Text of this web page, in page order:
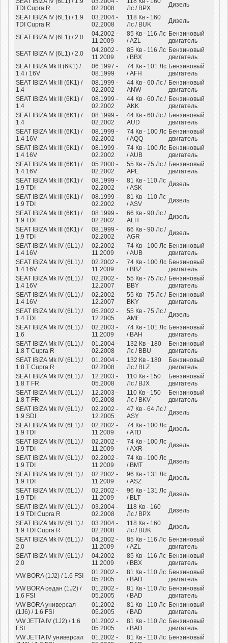
TDI Cupra R
02.2008
Лс / BPX
Дизель
SEAT IBIZA IV (6L1) / 1.9
TDI Cupra R
03.2004 -
02.2008
118 Кв - 160
Лс / BUK Дизель
SEAT IBIZA IV (6L1) / 2.0
04.2002 -
11.2009
85 Кв - 116 Лс
/ AZL
Бензиновый
двигатель
SEAT IBIZA IV (6L1) / 2.0
04.2002 -
11.2009
85 Кв - 116 Лс
/ BBX
Бензиновый
двигатель
SEAT IBIZA Mk II (6K1) /
1.4 i 16V
06.1997 -
08.1999
74 Кв - 101 Лс
/ AFH
Бензиновый
двигатель
SEAT IBIZA Mk III (6K1) /
1.4
08.1999 -
02.2002
44 Кв - 60 Лс /
ANW
Бензиновый
двигатель
SEAT IBIZA Mk III (6K1) /
1.4
08.1999 -
02.2002
44 Кв - 60 Лс /
AKK
Бензиновый
двигатель
SEAT IBIZA Mk III (6K1) /
1.4
08.1999 -
02.2002
44 Кв - 60 Лс /
AUD
Бензиновый
двигатель
SEAT IBIZA Mk III (6K1) /
1.4 16V
08.1999 -
02.2002
74 Кв - 100 Лс
/ AQQ
Бензиновый
двигатель
SEAT IBIZA Mk III (6K1) /
1.4 16V
08.1999 -
02.2002
74 Кв - 100 Лс
/ AUB
Бензиновый
двигатель
SEAT IBIZA Mk III (6K1) /
1.4 16V
05.2000 -
02.2002
55 Кв - 75 Лс /
APE
Бензиновый
двигатель
SEAT IBIZA Mk III (6K1) /
1.9 TDI
08.1999 -
02.2002
81 Кв - 110 Лс
/ ASK
Дизель
SEAT IBIZA Mk III (6K1) /
1.9 TDI
08.1999 -
02.2002
81 Кв - 110 Лс
/ ASV
Дизель
SEAT IBIZA Mk III (6K1) /
1.9 TDI
08.1999 -
02.2002
66 Кв - 90 Лс /
ALH
Дизель
SEAT IBIZA Mk III (6K1) /
1.9 TDI
08.1999 -
02.2002
66 Кв - 90 Лс /
AGR
Дизель
SEAT IBIZA Mk IV (6L1) /
1.4 16V
02.2002 -
11.2009
74 Кв - 100 Лс
/ AUB
Бензиновый
двигатель
SEAT IBIZA Mk IV (6L1) /
1.4 16V
02.2002 -
11.2009
74 Кв - 100 Лс
/ BBZ
Бензиновый
двигатель
SEAT IBIZA Mk IV (6L1) /
1.4 16V
02.2002 -
12.2007
55 Кв - 75 Лс /
BBY
Бензиновый
двигатель
SEAT IBIZA Mk IV (6L1) /
1.4 16V
02.2002 -
12.2007
55 Кв - 75 Лс /
BKY
Бензиновый
двигатель
SEAT IBIZA Mk IV (6L1) /
1.4 TDI
05.2002 -
12.2005
55 Кв - 75 Лс /
AMF
Дизель
SEAT IBIZA Mk IV (6L1) /
1.6
02.2003 -
11.2009
74 Кв - 101 Лс
/ BAH
Бензиновый
двигатель
SEAT IBIZA Mk IV (6L1) /
1.8 T Cupra R
01.2004 -
02.2008
132 Кв - 180
Лс / BBU
Бензиновый
двигатель
SEAT IBIZA Mk IV (6L1) /
1.8 T Cupra R
01.2004 -
02.2008
132 Кв - 180
Лс / BLZ
Бензиновый
двигатель
SEAT IBIZA Mk IV (6L1) /
1.8 T FR
12.2003 -
05.2008
110 Кв - 150
Лс / BJX
Бензиновый
двигатель
SEAT IBIZA Mk IV (6L1) /
1.8 T FR
12.2003 -
05.2008
110 Кв - 150
Лс / BKV
Бензиновый
двигатель
SEAT IBIZA Mk IV (6L1) /
1.9 SDI
02.2002 -
12.2005
47 Кв - 64 Лс /
ASY
Дизель
SEAT IBIZA Mk IV (6L1) /
1.9 TDI
02.2002 -
11.2009
74 Кв - 100 Лс
/ ATD
Дизель
SEAT IBIZA Mk IV (6L1) /
1.9 TDI
02.2002 -
11.2009
74 Кв - 100 Лс
/ AXR
Дизель
SEAT IBIZA Mk IV (6L1) /
1.9 TDI
02.2002 -
11.2009
74 Кв - 100 Лс
/ BMT
Дизель
SEAT IBIZA Mk IV (6L1) /
1.9 TDI
02.2002 -
11.2009
96 Кв - 131 Лс
/ ASZ
Дизель
SEAT IBIZA Mk IV (6L1) /
1.9 TDI
02.2002 -
11.2009
96 Кв - 131 Лс
/ BLT
Дизель
SEAT IBIZA Mk IV (6L1) /
1.9 TDI Cupra R
03.2004 -
02.2008
118 Кв - 160
Лс / BPX
Дизель
SEAT IBIZA Mk IV (6L1) /
1.9 TDI Cupra R
03.2004 -
02.2008
118 Кв - 160
Лс / BUK
Дизель
SEAT IBIZA Mk IV (6L1) /
2.0
04.2002 -
11.2009
85 Кв - 116 Лс
/ AZL
Бензиновый
двигатель
SEAT IBIZA Mk IV (6L1) /
2.0
04.2002 -
11.2009
85 Кв - 116 Лс
/ BBX
Бензиновый
двигатель
VW BORA (1J2) / 1.6 FSI
01.2002 -
05.2005
81 Кв - 110 Лс
/ BAD
Бензиновый
двигатель
VW BORA седан (1J2) /
1.6 FSI
01.2002 -
05.2005
81 Кв - 110 Лс
/ BAD
Бензиновый
двигатель
VW BORA универсал
(1J6) / 1.6 FSI
01.2002 -
05.2005
81 Кв - 110 Лс
/ BAD
Бензиновый
двигатель
VW JETTA IV (1J2) / 1.6
FSI
01.2002 -
05.2005
81 Кв - 110 Лс
/ BAD
Бензиновый
двигатель
VW JETTA IV универсал
01.2002 -
81 Кв - 110 Лс Бензиновый